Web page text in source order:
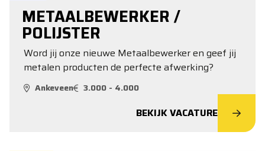
METAALBEWERKER /
POLIJSTER
Word jij onze nieuwe Metaalbewerker en geef jij
metalen producten de perfecte afwerking?
Ankeveen 3.000 - 4.000
BEKIJK VACATURE